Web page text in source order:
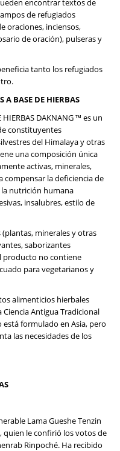
encontrar textos de
de refugiados
oraciones, inciensos,
de oración), pulseras y
tanto los refugiados
A BASE DE HIERBAS
HIERBAS DAKNANG ™ es un
constituyentes
del Himalaya y otras
una composición única
activas, minerales,
compensar la deficiencia de
nutrición humana
insalubres, estilo de
minerales y otras
saborizantes
producto no contiene
para vegetarianos y
alimenticios hierbales
Ciencia Antigua Tradicional
está formulado en Asia, pero
las necesidades de los
Lama Gueshe Tenzin
quien le confirió los votos de
Rinpoché. Ha recibido